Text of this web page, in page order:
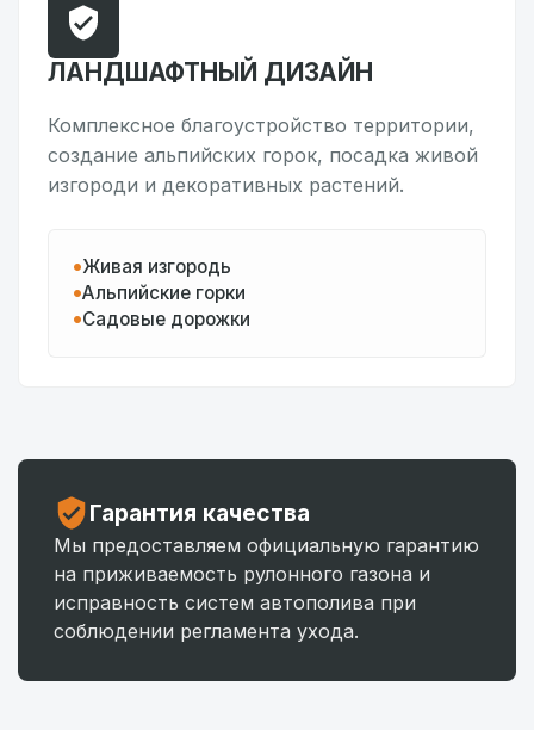
ЛАНДШАФТНЫЙ ДИЗАЙН
Комплексное благоустройство территории,
создание альпийских горок, посадка живой
изгороди и декоративных растений.
Живая изгородь
Альпийские горки
Садовые дорожки
Гарантия качества
Мы предоставляем официальную гарантию
на приживаемость рулонного газона и
исправность систем автополива при
соблюдении регламента ухода.